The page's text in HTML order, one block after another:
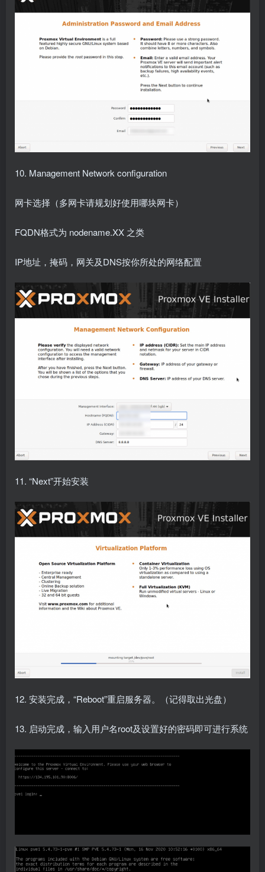
10. Management Network configuration
网卡选择（多网卡请规划好使用哪块网卡）
FQDN格式为 nodename.XX 之类
IP地址，掩码，网关及DNS按你所处的网络配置
11. “Next”开始安装
12. 安装完成，“Reboot”重启服务器。（记得取出光盘）
13. 启动完成，输入用户名root及设置好的密码即可进行系统